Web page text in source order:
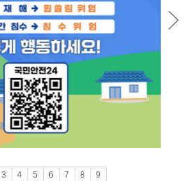
3 4 5 6 7 8 9